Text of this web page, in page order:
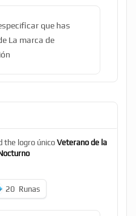
que has
La marca de
the logro único Veterano de la
20 Runas